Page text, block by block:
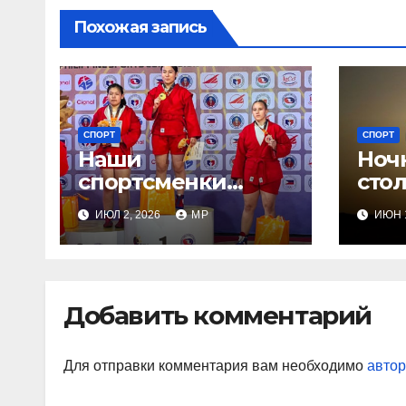
Похожая запись
СПОРТ
Наши
спортсменки
завоевали медали
ИЮЛ 2, 2026 MP
СПОРТ
ИЮН
Добавить комментарий
Для отправки комментария вам необходимо